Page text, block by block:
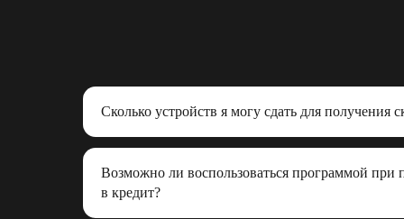
Сколько устройств я могу сдать для получения
Возможно ли воспользоваться программой при
в кредит?